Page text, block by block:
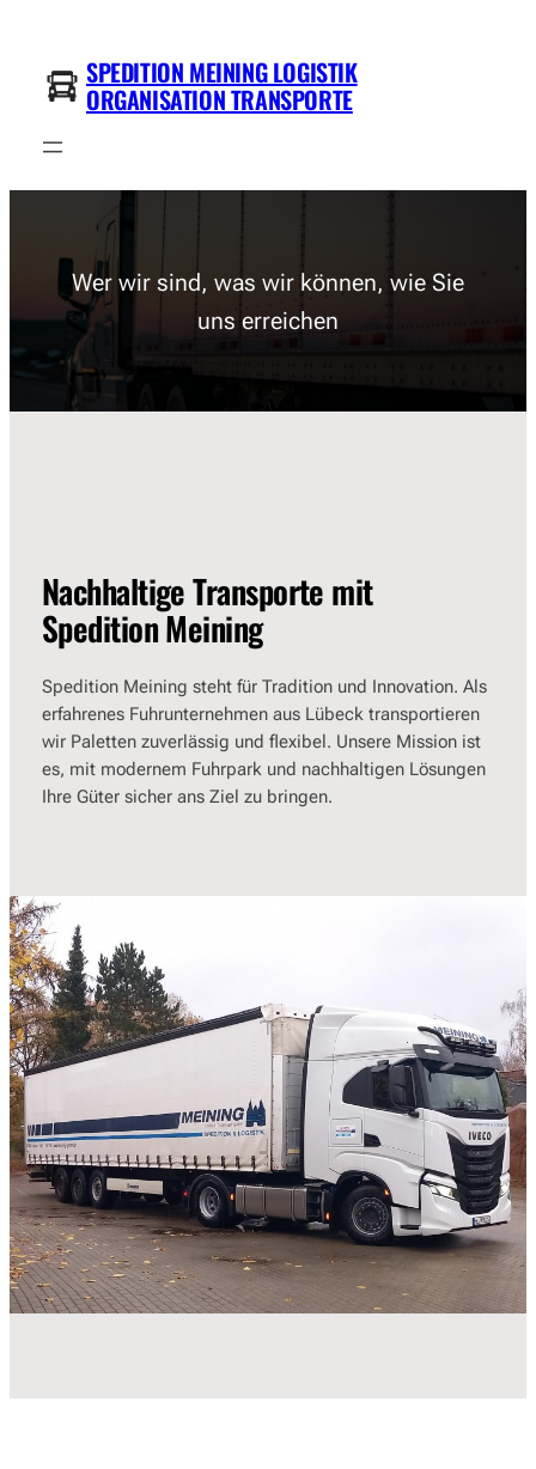
springen SPEDITION MEINING LOGISTIK
ORGANISATION TRANSPORTE
Wer wir sind, was wir können, wie Sie
uns erreichen
Nachhaltige Transporte mit
Spedition Meining
Spedition Meining steht für Tradition und Innovation. Als
erfahrenes Fuhrunternehmen aus Lübeck transportieren
wir Paletten zuverlässig und flexibel. Unsere Mission ist
es, mit modernem Fuhrpark und nachhaltigen Lösungen
Ihre Güter sicher ans Ziel zu bringen.